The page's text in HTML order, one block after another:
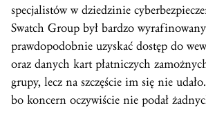
specjalistów w dziedzinie
Swatch Group był bardzo
prawdopodobnie uzyskać dostęp do
oraz danych kart płatniczych
grupy, lecz na szczęście im się nie
bo koncern oczywiście nie podał